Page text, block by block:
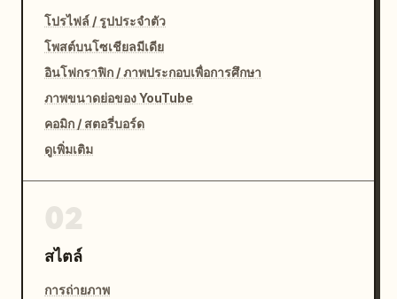
โปรไฟล์ / รูปประจำตัว
โพสต์บนโซเชียลมีเดีย
อินโฟกราฟิก / ภาพประกอบเพื่อการศึกษา
ภาพขนาดย่อของ YouTube
คอมิก / สตอรี่บอร์ด
ดูเพิ่มเติม
สไตล์
การถ่ายภาพ